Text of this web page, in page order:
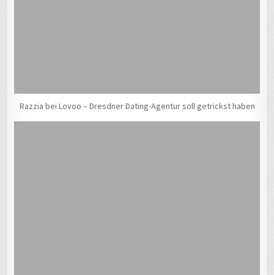
Razzia bei Lovoo – Dresdner Dating-Agentur soll getrickst haben